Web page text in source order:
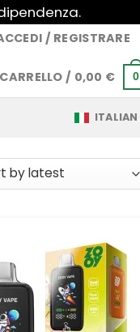
/ REGISTRARE
CARRELLO / 0,00 € 0
ITALIAN